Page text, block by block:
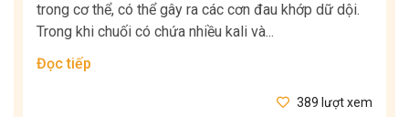
trong cơ thể, có thể gây ra các cơn đau khớp dữ dội.
Trong khi chuối có chứa nhiều kali và...
Đọc tiếp
389 lượt xem